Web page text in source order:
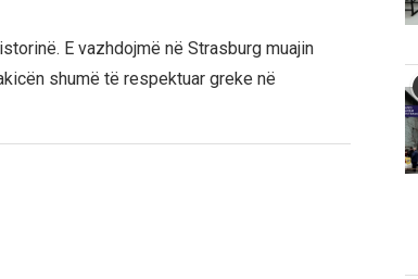
E vazhdojmë në Strasburg muajin
shumë të respektuar greke në